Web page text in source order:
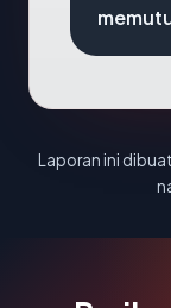
Laporan ini